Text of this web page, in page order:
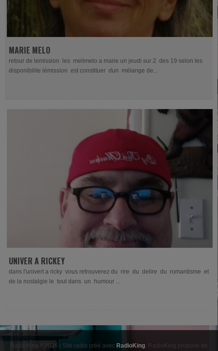
MARIE MELO
retour de lemission les melimelo a marie un jeudi sur 2 des 19 selon les
disponibilite lémission est constituer dun mélange de...
UNIVER A RICKEY
dans l'univert a ricky vous retrouverez du rire du delire du romantisme et
de la nostalgie le tout dans un humour ...
RadioKing ©2026 | Site radio créé avec RadioKing. RadioKing propose de